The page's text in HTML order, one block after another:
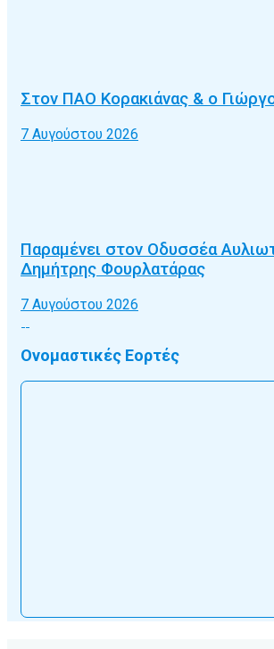
Στον ΠΑΟ Κορακιάνας & ο
7 Αυγούστου 2026
Παραμένει στον Οδυσσέα
Δημήτρης Φουρλατάρας
7 Αυγούστου 2026
Ονομαστικές Εορτές